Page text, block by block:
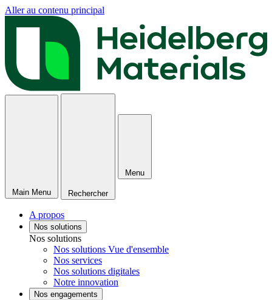
Aller au contenu principal
Main Menu Rechercher
Menu
A propos
Nos solutions
Nos solutions
Nos solutions Vue d'ensemble
Nos services
Nos solutions digitales
Notre innovation
Nos engagements